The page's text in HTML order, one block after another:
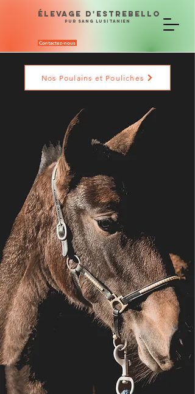
ÉLEVAGE D'ESTREBELLO
PUR SANG LUSITANIEN
Contactez-nous
Nos Poulains et Pouliches